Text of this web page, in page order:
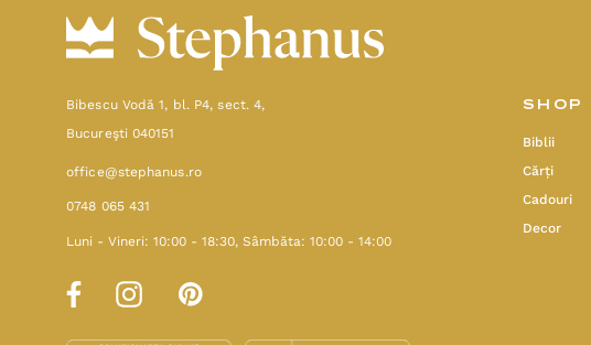
Bibescu Vodă 1, bl. P4, sect. 4,
Bucureşti 040151
office@stephanus.ro
0748 065 431
Luni - Vineri: 10:00 - 18:30, Sâmbăta: 10:00 - 14:00
SHOP
Biblii
Cărți
Cadouri
Decor